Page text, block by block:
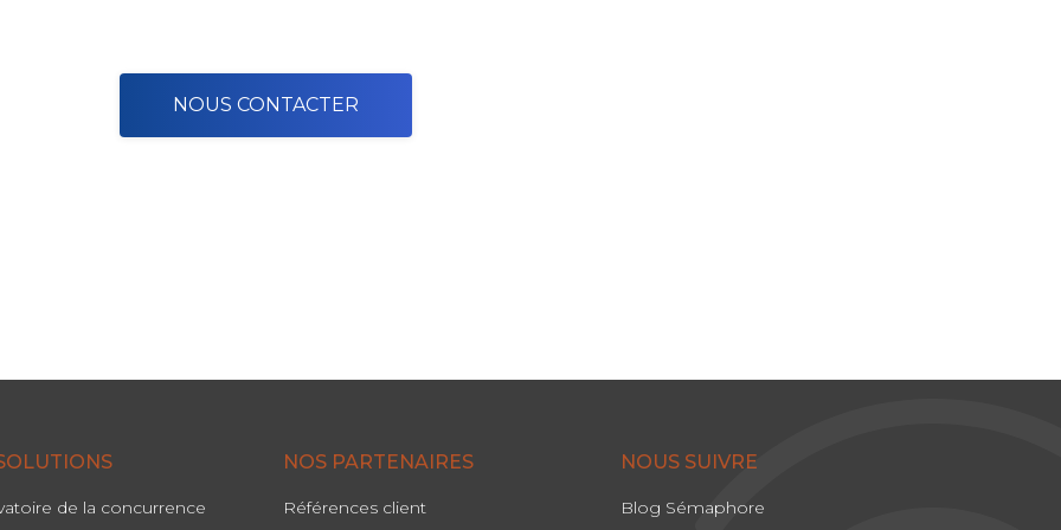
NOUS CONTACTER
de la concurrence
NOS PARTENAIRES
Références client
NOUS SUIVRE
Blog Sémaphore